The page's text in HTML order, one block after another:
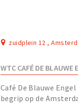
zuidplein 12 ,
WTC CAFÉ DE BLAUWE
Café De Blauwe
begrip op de